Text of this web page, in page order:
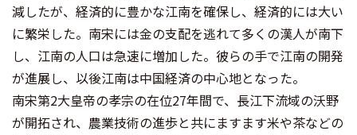
減したが、経済的に豊かな江南を確保し、経済的には大い
に繁栄した。南宋には金の支配を逃れて多くの漢人が南下
し、江南の人口は急速に増加した。彼らの手で江南の開発
が進展し、以後江南は中国経済の中心地となった。
南宋第2大皇帝の孝宗の在位27年間で、長江下流域の沃野
が開拓され、農業技術の進歩と共にますます米や茶などの